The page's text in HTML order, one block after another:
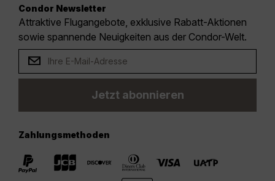
Condor Newsletter
Attraktive Flugangebote, exklusive Rabatt-Aktionen
sowie spannende Neuigkeiten aus der Condor-Welt.
Jetzt abonnieren
Zahlungsmethoden